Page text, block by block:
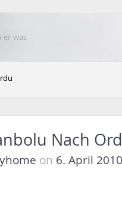
er was
Nach
on 6. April 2010